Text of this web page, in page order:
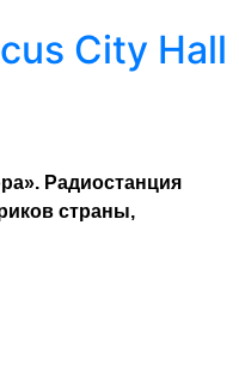
City Hall
Радиостанция
страны,